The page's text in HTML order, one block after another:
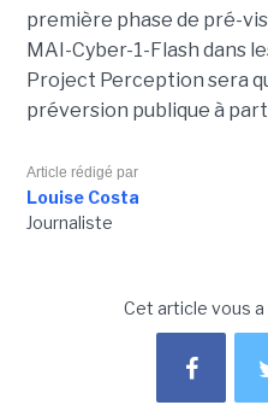
première phase de pré-
MAI-Cyber-1-Flash dans
Project Perception sera
préversion publique à
Article rédigé par
Louise Costa
Journaliste
Cet article vous a